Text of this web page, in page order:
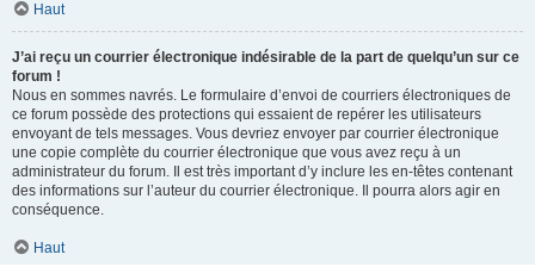
Haut
J’ai reçu un courrier électronique indésirable de la part de quelqu’un sur ce
forum !
Nous en sommes navrés. Le formulaire d’envoi de courriers électroniques de
ce forum possède des protections qui essaient de repérer les utilisateurs
envoyant de tels messages. Vous devriez envoyer par courrier électronique
une copie complète du courrier électronique que vous avez reçu à un
administrateur du forum. Il est très important d’y inclure les en-têtes contenant
des informations sur l’auteur du courrier électronique. Il pourra alors agir en
conséquence.
Haut